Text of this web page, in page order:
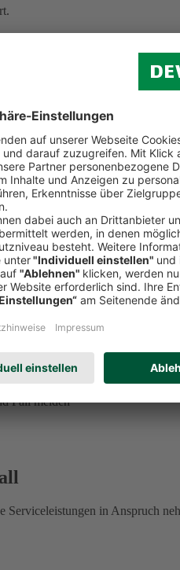
mehr selbstbestimmt entscheiden
Vorsorgevollmacht,
erhalten Sie unter0221 757-
sprechen Sie Ihre:n DEVK
Fall melden
Serviceleistungen in Anspruch